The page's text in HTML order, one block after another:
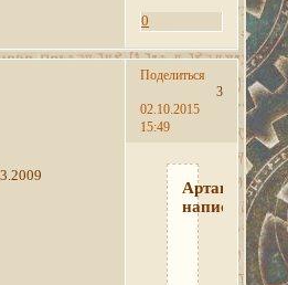
0
Поделиться
3
02.10.2015
15:49
Артаньян
написал(а):
Добрый
день.